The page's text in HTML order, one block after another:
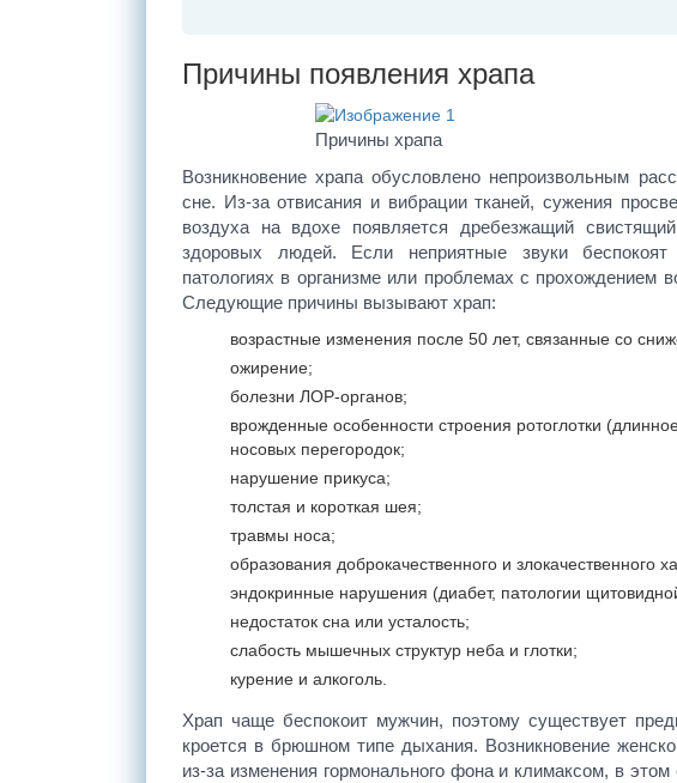
Причины появления храпа
Причины храпа
Возникновение храпа обусловлено непроизвольным
сне. Из-за отвисания и вибрации тканей, сужения
воздуха на вдохе появляется дребезжащий
здоровых людей. Если неприятные звуки беспокоят
патологиях в организме или проблемах с прохождением
Следующие причины вызывают храп:
возрастные изменения после 50 лет, связанные со
ожирение;
болезни ЛОР-органов;
врожденные особенности строения ротоглотки
носовых перегородок;
нарушение прикуса;
толстая и короткая шея;
травмы носа;
образования доброкачественного и злокачественного
эндокринные нарушения (диабет, патологии
недостаток сна или усталость;
слабость мышечных структур неба и глотки;
курение и алкоголь.
Храп чаще беспокоит мужчин, поэтому существует
кроется в брюшном типе дыхания. Возникновение
из-за изменения гормонального фона и климаксом, в